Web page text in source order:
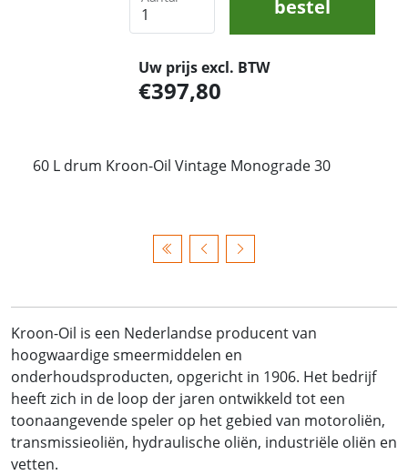
bestel
Uw prijs excl. BTW
397,80
60 L drum Kroon-Oil Vintage Monograde 30
Kroon-Oil is een Nederlandse producent van
hoogwaardige smeermiddelen en
onderhoudsproducten, opgericht in 1906. Het bedrijf
heeft zich in de loop der jaren ontwikkeld tot een
toonaangevende speler op het gebied van motoroliën,
transmissieoliën, hydraulische oliën, industriële oliën en
vetten.